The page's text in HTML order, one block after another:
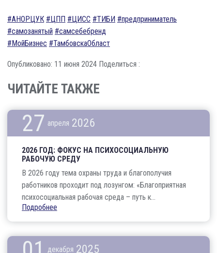
#АНОРЦУК #ЦПП #ЦИСС #ТИБИ #предприниматель
#самозанятый #самсебебренд
#МойБизнес #ТамбовскаОбласт
Опубликовано: 11 июня 2024 Поделиться :
ЧИТАЙТЕ ТАКЖЕ
27 апреля 2026
2026 ГОД: ФОКУС НА ПСИХОСОЦИАЛЬНУЮ
РАБОЧУЮ СРЕДУ
В 2026 году тема охраны труда и благополучия
работников проходит под лозунгом: «Благоприятная
психосоциальная рабочая среда – путь к...
Подробнее
декабря 2025